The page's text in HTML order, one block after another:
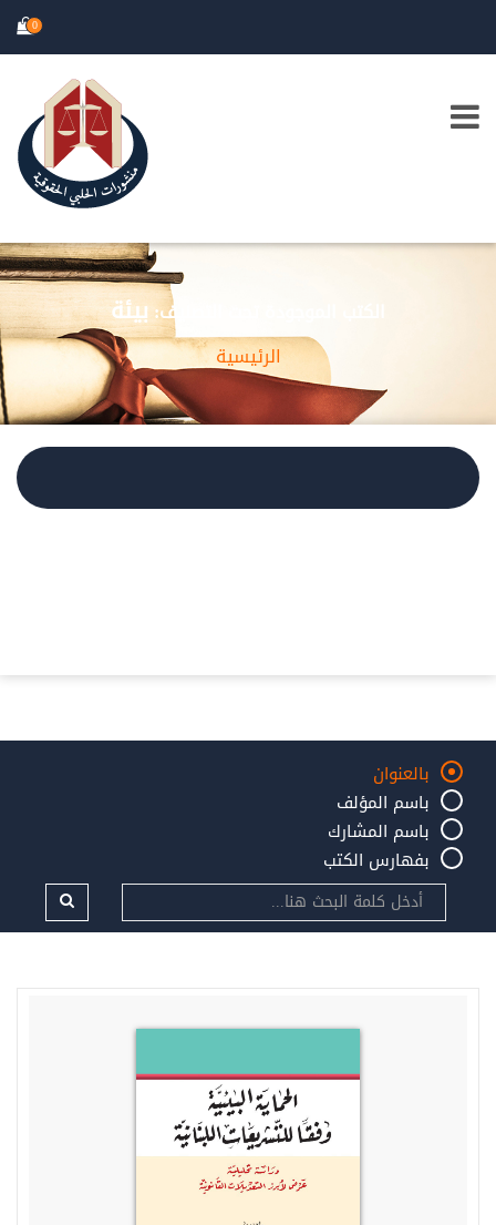
0
الكتب الموجودة تحت التصنيف:بيئة
الرئيسية
بالعنوان
باسم المؤلف
باسم المشارك
بفهارس الكتب